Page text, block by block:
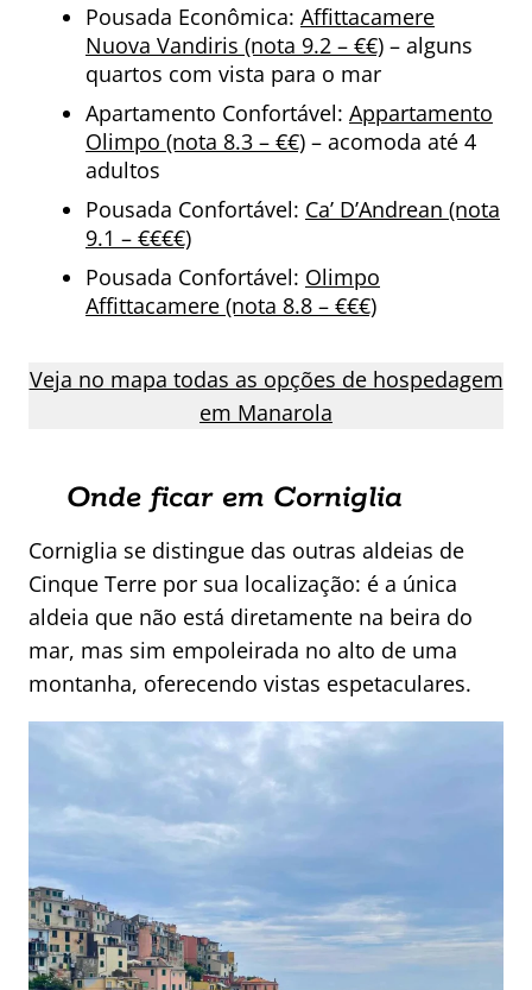
Pousada Econômica: Affittacamere
Nuova Vandiris (nota 9.2 – €€) – alguns
quartos com vista para o mar
Apartamento Confortável: Appartamento
Olimpo (nota 8.3 – €€) – acomoda até 4
adultos
Pousada Confortável: Ca’ D’Andrean (nota
9.1 – €€€€)
Pousada Confortável: Olimpo
Affittacamere (nota 8.8 – €€€)
Veja no mapa todas as opções de hospedagem
em Manarola
Onde ficar em Corniglia
Corniglia se distingue das outras aldeias de
Cinque Terre por sua localização: é a única
aldeia que não está diretamente na beira do
mar, mas sim empoleirada no alto de uma
montanha, oferecendo vistas espetaculares.